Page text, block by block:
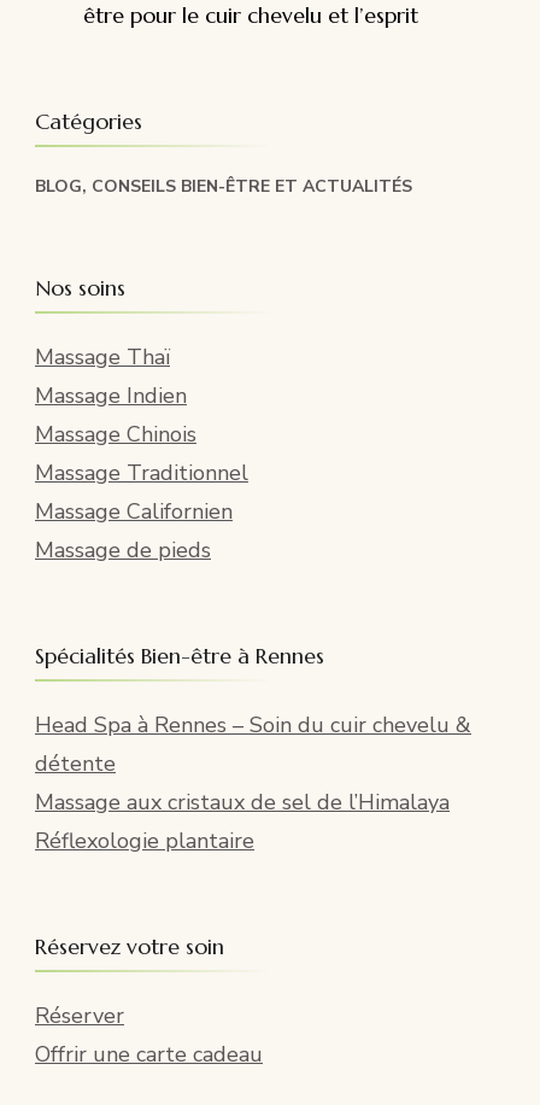
être pour le cuir chevelu et l’esprit
Catégories
BLOG, CONSEILS BIEN-ÊTRE ET ACTUALITÉS
Nos soins
Massage Thaï
Massage Indien
Massage Chinois
Massage Traditionnel
Massage Californien
Massage de pieds
Spécialités Bien-être à Rennes
Head Spa à Rennes – Soin du cuir chevelu &
détente
Massage aux cristaux de sel de l’Himalaya
Réflexologie plantaire
Réservez votre soin
Réserver
Offrir une carte cadeau